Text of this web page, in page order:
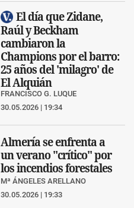
El día que Zidane,
Raúl y Beckham
cambiaron la
Champions por el barro:
25 años del 'milagro' de
El Alquián
FRANCISCO G. LUQUE
30.05.2026 | 19:34
Almería se enfrenta a
un verano "crítico" por
los incendios forestales
Mª ÁNGELES ARELLANO
30.05.2026 | 19:33